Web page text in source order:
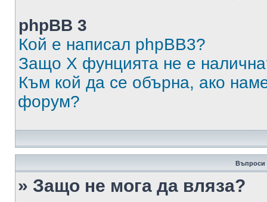
phpBB 3
Кой е написал phpBB3?
Защо X фунцията не е
Към кой да се обърна, ако
форум?
Въпроси
» Защо не мога да вляза?